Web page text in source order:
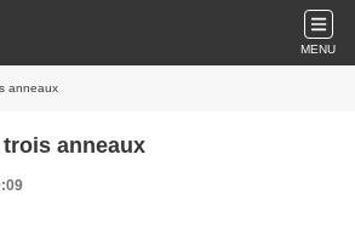
MENU
anneaux
anneaux